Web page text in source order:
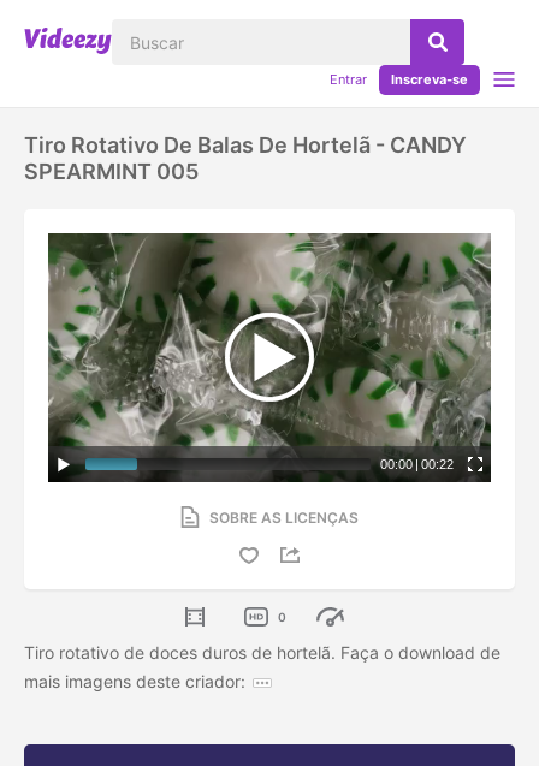
Entrar Inscreva-se
Tiro Rotativo De Balas De Hortelã - CANDY
SPEARMINT 005
00:00 | 00:22
SOBRE AS LICENÇAS
0
Tiro rotativo de doces duros de hortelã. Faça o download de
mais imagens deste criador: